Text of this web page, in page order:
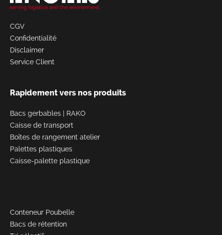
CGV
Confidentialité
Disclaimer
Service Client
Rapidement vers nos produits
Bacs gerbables | RAKO
Caisse de transport
Boîtes de rangement atelier
Palettes plastiques
Caisse-palette plastique
Conteneur Poubelle
Bacs de rétention